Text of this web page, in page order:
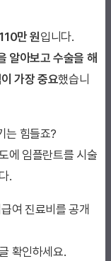
만 원입니다.
알아보고 수술을 해
가장 중요했습니
는 힘들죠?
에 임플란트를 시술
.
여 진료비를 공개
확인하세요.